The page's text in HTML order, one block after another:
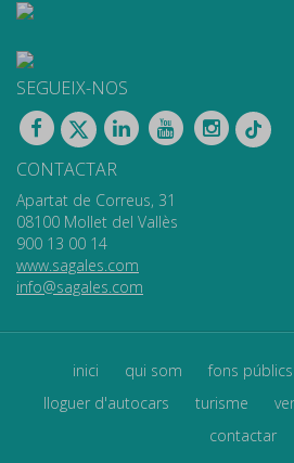
SEGUEIX-NOS
CONTACTAR
Apartat de Correus, 31
08100 Mollet del Vallès
900 13 00 14
www.sagales.com
info@sagales.com
inici qui som fons públics
lloguer d'autocars
turisme
contactar